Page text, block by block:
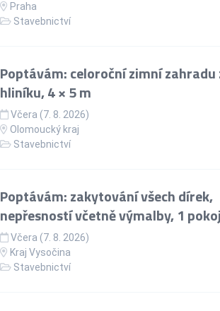
Praha
Stavebnictví
Poptávám: celoroční zimní zahradu
hliníku, 4 × 5 m
Včera (7. 8. 2026)
Olomoucký kraj
Stavebnictví
Poptávám: zakytování všech dírek,
nepřesností včetně výmalby, 1
Včera (7. 8. 2026)
Kraj Vysočina
Stavebnictví